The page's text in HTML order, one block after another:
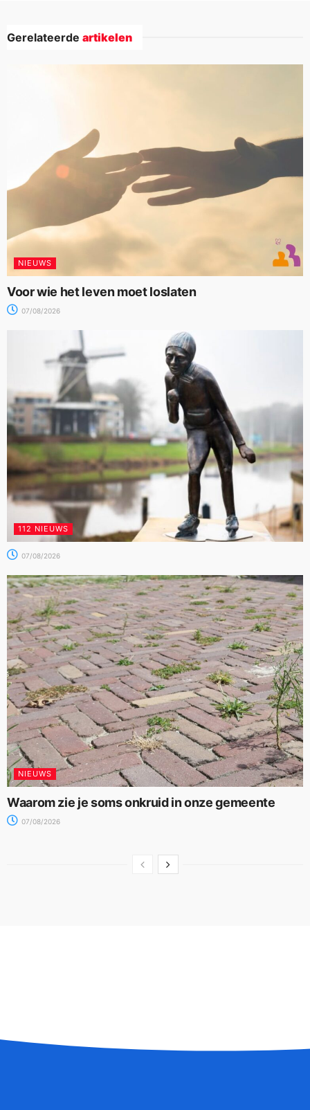
Gerelateerde artikelen
NIEUWS
Voor wie het leven moet loslaten
07/08/2026
112 NIEUWS
07/08/2026
NIEUWS
Waarom zie je soms onkruid in onze gemeente
07/08/2026